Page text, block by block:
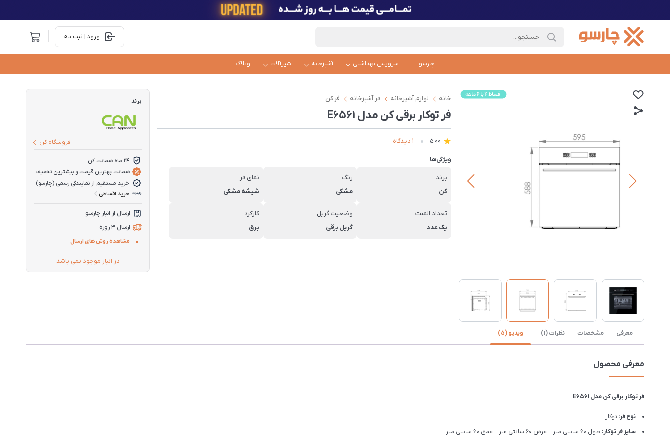
ورود | ثبت نام
چارسو سرویس بهداشتی آشپزخانه شیرآلات وبلاگ
خانه لوازم آشپزخانه فر آشپزخانه فر کن
فر توکار برقی کن مدل E6561
5.00 1 دیدگاه
ویژگی‌ها
برند
کن
رنگ
مشکی
نمای فر
شیشه مشکی
تعداد المنت
یک عدد
وضعیت گریل
گریل برقی
کارکرد
برق
برند
فروشگاه کن
24 ماه ضمانت کن
ضمانت بهترین قیمت و بیشترین تخفیف
خرید مستقیم از نمایندگی رسمی (چارسو)
خرید اقساطی
ارسال از انبار چارسو
ارسال 3 روزه
مشاهده روش های ارسال
در انبار موجود نمی باشد
معرفی مشخصات نظرات (1) ویدیو (5)
معرفی محصول
فر توکار برقی کن مدل E6561
نوع فر: توکار
سایز فر توکار: طول 60 سانتی متر – عرض 60 سانتی متر – عمق 60 سانتی متر